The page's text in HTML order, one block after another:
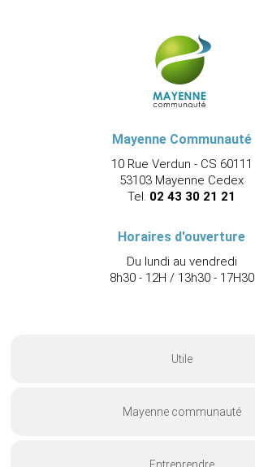
Mayenne Communauté
10 Rue Verdun - CS 60111
53103 Mayenne Cedex
Tel. 02 43 30 21 21
Horaires d'ouverture
Du lundi au vendredi
8h30 - 12H / 13h30 - 17H30
Utile
Mayenne communauté